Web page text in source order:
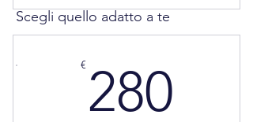
€ 280
Scegli quello adatto a te